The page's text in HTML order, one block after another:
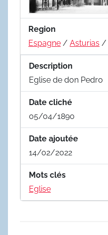
Region
Espagne / Asturias /
Description
Eglise de don Pedro
Date cliché
05/04/1890
Date ajoutée
14/02/2022
Mots clés
Eglise